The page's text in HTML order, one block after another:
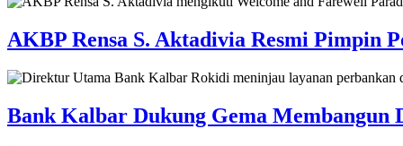
AKBP Rensa S. Aktadivia Resmi Pimpin
Bank Kalbar Dukung Gema Membangun